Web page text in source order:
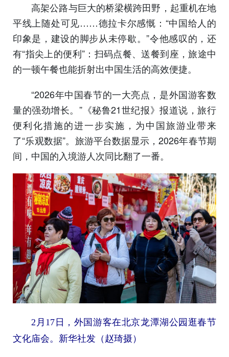
高架公路与巨大的桥梁横跨田野，起重机在地
平线上随处可见……德拉卡尔感慨：“中国给人的
印象是，建设的脚步从未停歇。”令他感叹的，还
有“指尖上的便利”：扫码点餐、送餐到座，旅途中
的一顿午餐也能折射出中国生活的高效便捷。
“2026年中国春节的一大亮点，是外国游客数
量的强劲增长。”《秘鲁21世纪报》报道说，旅行
便利化措施的进一步实施，为中国旅游业带来
了“乐观数据”。旅游平台数据显示，2026年春节期
间，中国的入境游人次同比翻了一番。
2月17日，外国游客在北京龙潭湖公园逛春节
文化庙会。新华社发（赵琦摄）